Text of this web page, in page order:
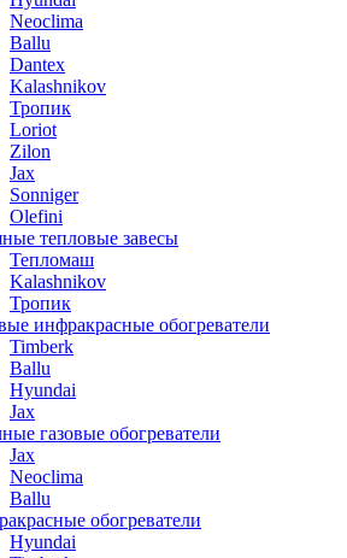
Neoclima
Ballu
Dantex
Kalashnikov
Тропик
Loriot
Zilon
Jax
Sonniger
Olefini
тепловые завесы
Тепломаш
Kalashnikov
Тропик
инфракрасные обогреватели
Timberk
Ballu
Hyundai
Jax
газовые обогреватели
Jax
Neoclima
Ballu
обогреватели
Hyundai